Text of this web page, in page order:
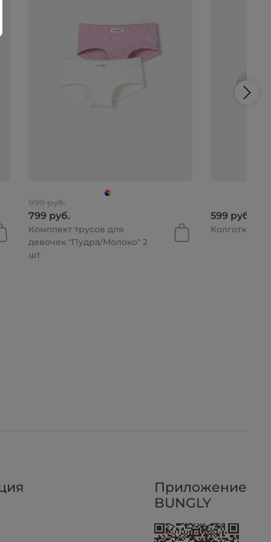
999 руб.
799 руб.
Комплект трусов для
девочек "Пудра/Молоко" 2
шт
599 руб.
Колготки
Приложение
BUNGLY